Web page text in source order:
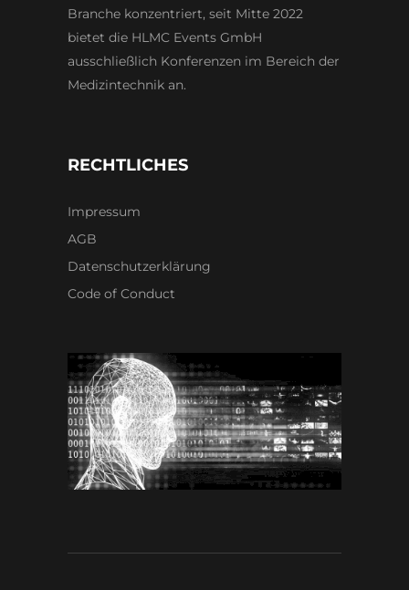
Branche konzentriert, seit Mitte 2022
bietet die HLMC Events GmbH
ausschließlich Konferenzen im Bereich der
Medizintechnik an.
RECHTLICHES
Impressum
AGB
Datenschutzerklärung
Code of Conduct